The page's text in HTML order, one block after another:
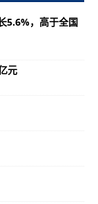
5.6%，高于全国
元